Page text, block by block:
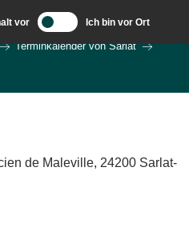
vor Ich bin vor Ort
Terminkalender von Sarlat
de Maleville, 24200 Sarlat-